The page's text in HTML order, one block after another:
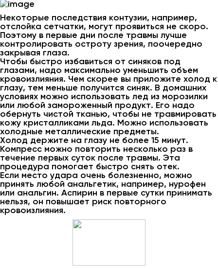
Некоторые последствия контузии, например,
отслойка сетчатки, могут проявиться не скоро.
Поэтому в первые дни после травмы лучше
контролировать остроту зрения, поочередно
закрывая глаза.
Чтобы быстро избавиться от синяков под
глазами, надо максимально уменьшить объем
кровоизлияния. Чем скорее вы приложите холод к
глазу, тем меньше получится синяк. В домашних
условиях можно использовать лед из морозилки
или любой замороженный продукт. Его надо
обернуть чистой тканью, чтобы не травмировать
кожу кристалликами льда. Можно использовать
холодные металлические предметы.
Холод держите на глазу не более 15 минут.
Компресс можно повторить несколько раз в
течение первых суток после травмы. Эта
процедура помогает быстро снять отек.
Если место удара очень болезненно, можно
принять любой анальгетик, например, нурофен
или анальгин. Аспирин в первые сутки принимать
нельзя, он повышает риск повторного
кровоизлияния.